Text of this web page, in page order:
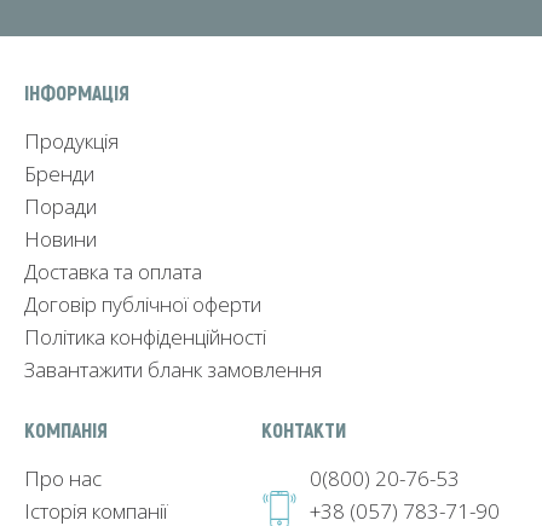
ІНФОРМАЦІЯ
Продукція
Бренди
Поради
Новини
Доставка та оплата
Договір публічної оферти
Політика конфіденційності
Завантажити бланк замовлення
КОМПАНІЯ
Про нас
Історія компанії
КОНТАКТИ
0(800) 20-76-53
+38 (057) 783-71-90